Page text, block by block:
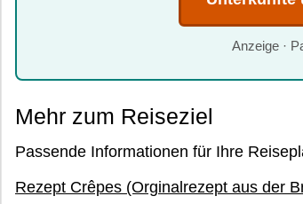
Anzeige ·
Mehr zum Reiseziel
Passende Informationen für Ihre
Rezept Crêpes (Orginalrezept aus der